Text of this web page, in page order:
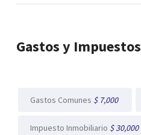
Gastos y Impuestos
Gastos Comunes $ 7,000
Impuesto Inmobiliario $ 30,000